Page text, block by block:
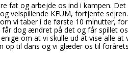
fat og arbejde os ind i kampen.
velspillende KFUM, fortjente
vi taber i de første 10 minutter,
får dog ændret på det og får spillet
om at vi skulle ud at vise alle
op til dans og vi glæder os til